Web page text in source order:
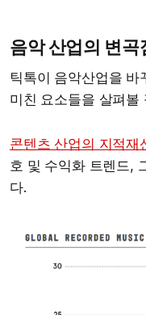
음악 산업의 변곡
틱톡이 음악산업을
미친 요소들을 살펴볼
콘텐츠 산업의 지적재
호 및 수익화 트렌드,
다.